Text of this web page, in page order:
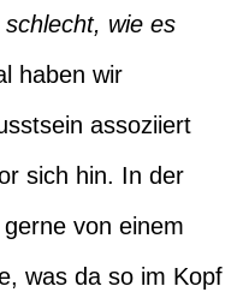
wie es
haben wir
assoziiert
sich hin. In der
von einem
was da so im Kopf